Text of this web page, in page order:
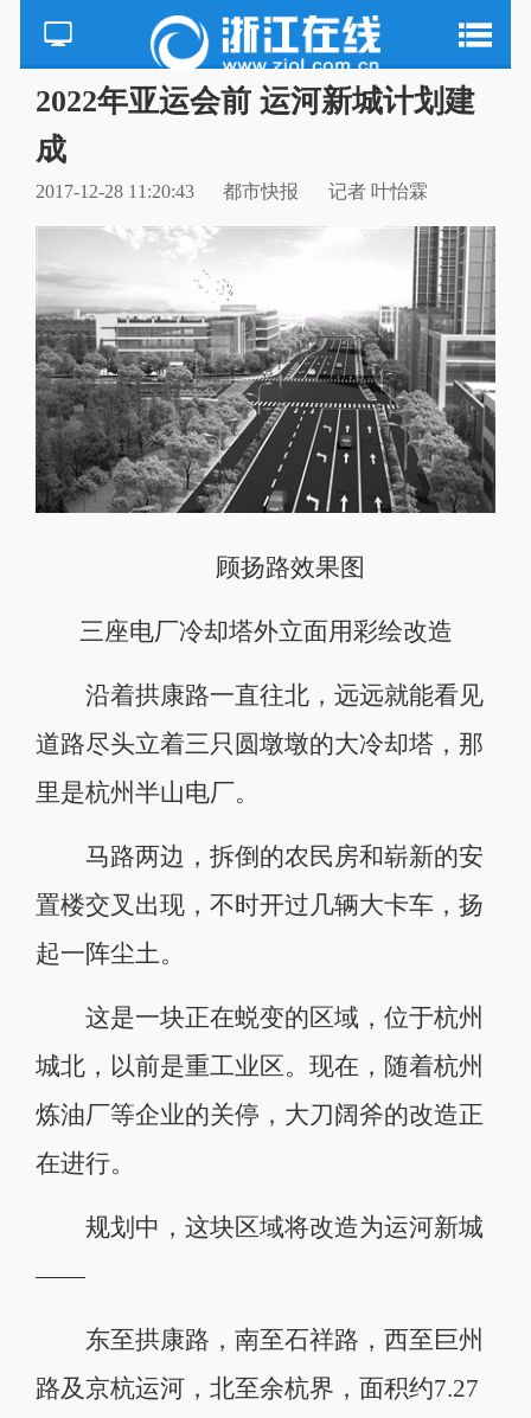
2022年亚运会前 运河新城计划建
成
2017-12-28 11:20:43 都市快报 记者 叶怡霖
顾扬路效果图
三座电厂冷却塔外立面用彩绘改造
沿着拱康路一直往北，远远就能看见
道路尽头立着三只圆墩墩的大冷却塔，那
里是杭州半山电厂。
马路两边，拆倒的农民房和崭新的安
置楼交叉出现，不时开过几辆大卡车，扬
起一阵尘土。
这是一块正在蜕变的区域，位于杭州
城北，以前是重工业区。现在，随着杭州
炼油厂等企业的关停，大刀阔斧的改造正
在进行。
规划中，这块区域将改造为运河新城
——
东至拱康路，南至石祥路，西至巨州
路及京杭运河，北至余杭界，面积约7.27